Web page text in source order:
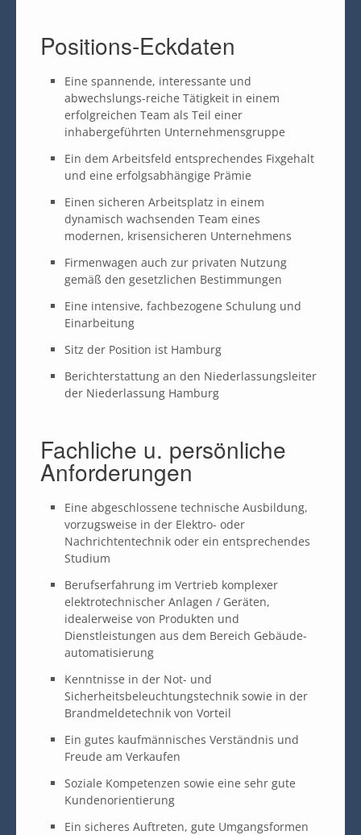
Positions-Eckdaten
Eine spannende, interessante und
abwechslungs-reiche Tätigkeit in einem
erfolgreichen Team als Teil einer
inhabergeführten Unternehmensgruppe
Ein dem Arbeitsfeld entsprechendes Fixgehalt
und eine erfolgsabhängige Prämie
Einen sicheren Arbeitsplatz in einem
dynamisch wachsenden Team eines
modernen, krisensicheren Unternehmens
Firmenwagen auch zur privaten Nutzung
gemäß den gesetzlichen Bestimmungen
Eine intensive, fachbezogene Schulung und
Einarbeitung
Sitz der Position ist Hamburg
Berichterstattung an den Niederlassungsleiter
der Niederlassung Hamburg
Fachliche u. persönliche
Anforderungen
Eine abgeschlossene technische Ausbildung,
vorzugsweise in der Elektro- oder
Nachrichtentechnik oder ein entsprechendes
Studium
Berufserfahrung im Vertrieb komplexer
elektrotechnischer Anlagen / Geräten,
idealerweise von Produkten und
Dienstleistungen aus dem Bereich Gebäude-
automatisierung
Kenntnisse in der Not- und
Sicherheitsbeleuchtungstechnik sowie in der
Brandmeldetechnik von Vorteil
Ein gutes kaufmännisches Verständnis und
Freude am Verkaufen
Soziale Kompetenzen sowie eine sehr gute
Kundenorientierung
Ein sicheres Auftreten, gute Umgangsformen